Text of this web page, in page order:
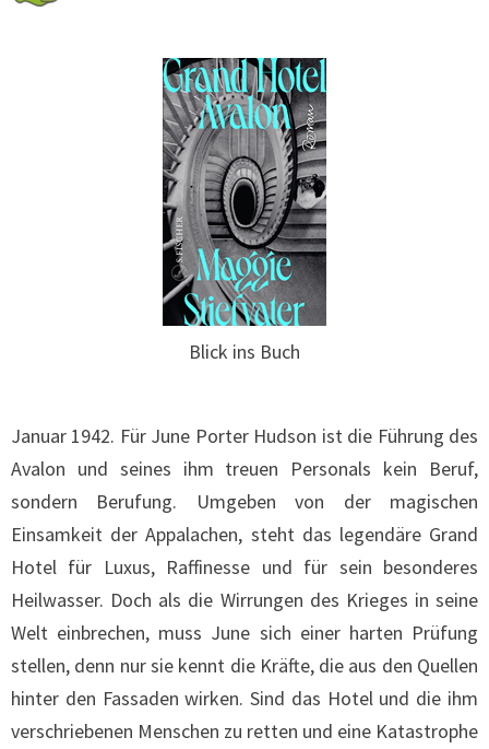
Blick ins Buch
Januar 1942. Für June Porter Hudson ist die Führung des
Avalon und seines ihm treuen Personals kein Beruf,
sondern Berufung. Umgeben von der magischen
Einsamkeit der Appalachen, steht das legendäre Grand
Hotel für Luxus, Raffinesse und für sein besonderes
Heilwasser. Doch als die Wirrungen des Krieges in seine
Welt einbrechen, muss June sich einer harten Prüfung
stellen, denn nur sie kennt die Kräfte, die aus den Quellen
hinter den Fassaden wirken. Sind das Hotel und die ihm
verschriebenen Menschen zu retten und eine Katastrophe